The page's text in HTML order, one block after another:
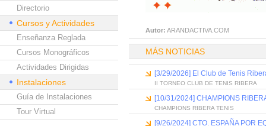
Directorio
Cursos y Actividades
Enseñanza Reglada
Cursos Monográficos
Actividades Dirigidas
Instalaciones
Guía de Instalaciones
Tour Virtual
Autor: ARANDACTIVA.COM
MÁS NOTICIAS
[3/29/2026] El Club de Tenis
II TORNEO CLUB DE TENIS RIBERA
[10/31/2024] CHAMPIONS
CHAMPIONS RIBERA TENIS
[9/26/2024] CTO. ESPAÑA POR